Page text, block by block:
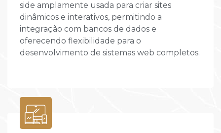
side amplamente usada para criar sites
dinâmicos e interativos, permitindo a
integração com bancos de dados e
oferecendo flexibilidade para o
desenvolvimento de sistemas web completos.